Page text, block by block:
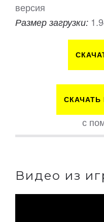
версия
Размер загрузки:
СКАЧАТЬ
с
Видео из